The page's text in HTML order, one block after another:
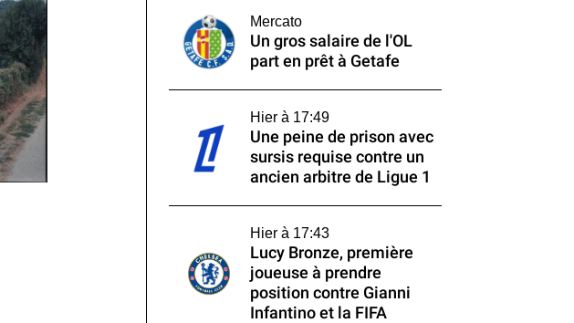
Mercato
Un gros salaire de l'OL
part en prêt à Getafe
Hier à 17:49
Une peine de prison avec
sursis requise contre un
ancien arbitre de Ligue 1
Hier à 17:43
Lucy Bronze, première
joueuse à prendre
position contre Gianni
Infantino et la FIFA